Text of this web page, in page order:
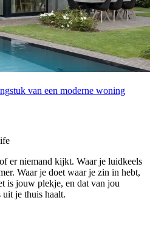
van een moderne woning
er niemand kijkt. Waar je luidkeels
Waar je doet waar je zin in hebt,
is jouw plekje, en dat van jou
je thuis haalt.